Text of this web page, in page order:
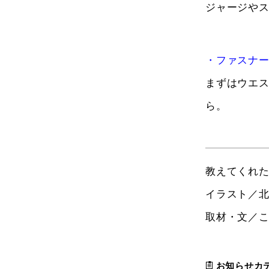
ジャージや
・ファスナ
まずはウエ
ら。
教えてくれ
イラスト／
取材・文／
お知らせカ